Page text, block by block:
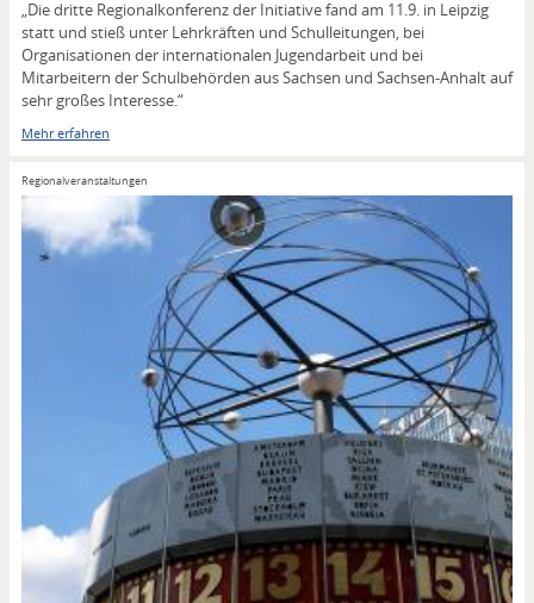
„Die dritte Regionalkonferenz der Initiative fand am 11.9. in Leipzig
statt und stieß unter Lehrkräften und Schulleitungen, bei
Organisationen der internationalen Jugendarbeit und bei
Mitarbeitern der Schulbehörden aus Sachsen und Sachsen-Anhalt auf
sehr großes Interesse.“
Mehr erfahren
Regionalveranstaltungen